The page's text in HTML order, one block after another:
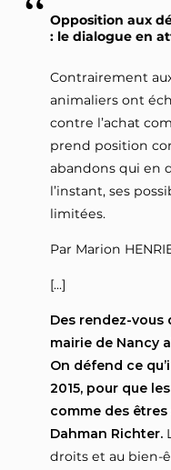
Opposition aux
: le dialogue en
Contrairement
animaliers ont
contre l’achat
prend position
abandons qui en
l’instant, ses
limitées.
Par Marion
[...]
Des rendez-vous
mairie de Nancy
On défend ce
2015, pour que
comme des
Dahman Richter.
droits et au bien-